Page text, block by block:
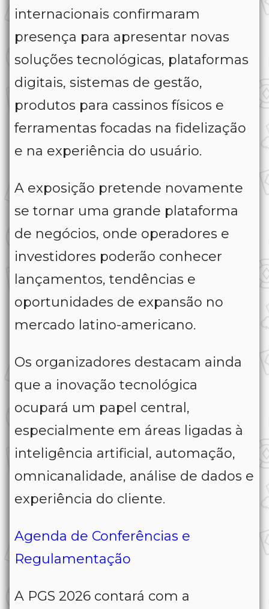
internacionais confirmaram
presença para apresentar novas
soluções tecnológicas, plataformas
digitais, sistemas de gestão,
produtos para cassinos físicos e
ferramentas focadas na fidelização
e na experiência do usuário.
A exposição pretende novamente
se tornar uma grande plataforma
de negócios, onde operadores e
investidores poderão conhecer
lançamentos, tendências e
oportunidades de expansão no
mercado latino-americano.
Os organizadores destacam ainda
que a inovação tecnológica
ocupará um papel central,
especialmente em áreas ligadas à
inteligência artificial, automação,
omnicanalidade, análise de dados e
experiência do cliente.
Agenda de Conferências e
Regulamentação
A PGS 2026 contará com a